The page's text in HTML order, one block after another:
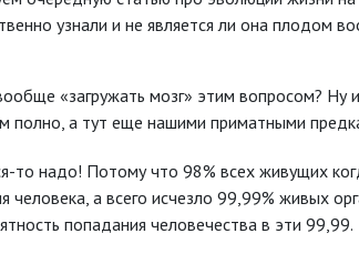
узнали и не является ли она плодом
«загружать мозг» этим вопросом? Ну
полно, а тут еще нашими приматными
то надо! Потому что 98% всех живущих
человека, а всего исчезло 99,99% живых
попадания человечества в эти 99,99.